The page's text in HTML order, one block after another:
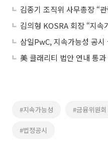
#지속가능성 #금융위원회
#법정공시